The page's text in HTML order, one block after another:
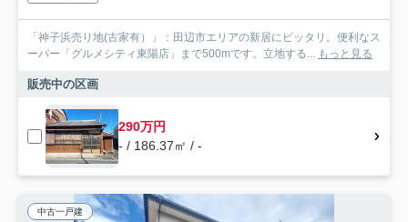
「神子浜売り地(古家有）」：田辺市エリアの新居にピッタリ。便利なス
ーパー「グルメシティ東陽店」まで500mです。立地する... もっと見る
販売中の区画
290万円
- / 186.37㎡ / -
中古一戸建